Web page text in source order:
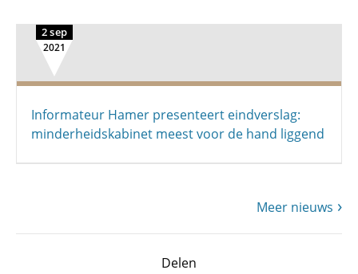
2 sep
2021
Informateur Hamer presenteert eindverslag:
minderheidskabinet meest voor de hand liggend
Meer nieuws
Delen